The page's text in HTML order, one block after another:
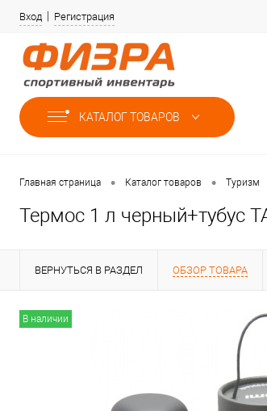
Вход Регистрация
КАТАЛОГ ТОВАРОВ
Главная страница • Каталог товаров • Туризм
Термос 1 л черный+тубус
ВЕРНУТЬСЯ В РАЗДЕЛ ОБЗОР ТОВАРА
В наличии